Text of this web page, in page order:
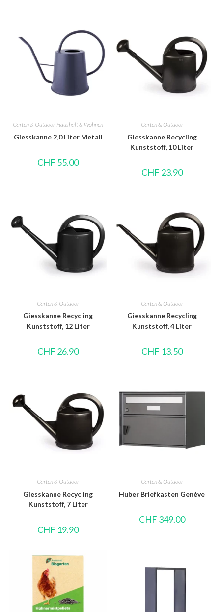
Garten & Outdoor, Haushalt & Wohnen
Giesskanne 2,0 Liter Metall
CHF 55.00
Garten & Outdoor
Giesskanne Recycling
Kunststoff, 10 Liter
CHF 23.90
Garten & Outdoor
Giesskanne Recycling
Kunststoff, 12 Liter
CHF 26.90
Garten & Outdoor
Giesskanne Recycling
Kunststoff, 4 Liter
CHF 13.50
Garten & Outdoor
Giesskanne Recycling
Kunststoff, 7 Liter
CHF 19.90
Garten & Outdoor
Huber Briefkasten Genève
CHF 349.00